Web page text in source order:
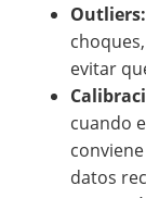
Outliers:
evitar
cuando
datos